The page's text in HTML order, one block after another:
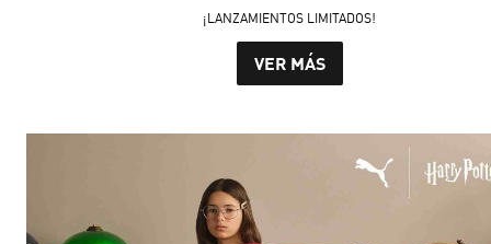
¡LANZAMIENTOS LIMITADOS!
VER MÁS